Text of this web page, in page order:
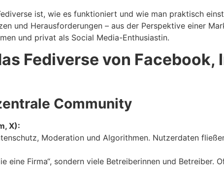
ist, wie es funktioniert und wie man praktisch
und Herausforderungen – aus der Perspektive einer
und privat als Social Media-Enthusiastin.
Fediverse von Facebook,
Community
X):
Moderation und Algorithmen. Nutzerdaten
eine Firma“, sondern viele Betreiberinnen und Betreiber.